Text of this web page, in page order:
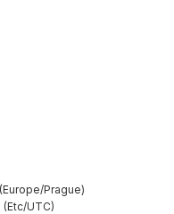
Europe/Prague
Etc/UTC